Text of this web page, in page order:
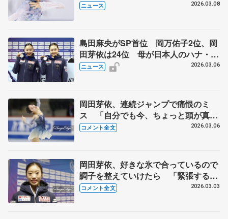
ニュース 2026.03.08
島田麻央がSP首位 岡万佑子2位、岡
田芽依は24位 母が日本人のハナ・バ
ース3位 世界ジュニア選手権
ニュース 2026.03.06
岡田芽依、連続ジャンプで痛恨のミ
ス 「自分でも今、ちょっと頭が真っ
白な状況で…」【世界ジュニア選手権
コメント全文 2026.03.06
岡田芽依、好きな氷で合っているので
調子を整えていけたら 「緊張すると
は思うんですけど、全力で楽しんで演
コメント全文 2026.03.03